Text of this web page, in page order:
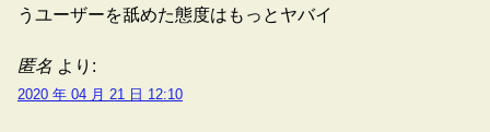
うユーザーを舐めた態度はもっとヤバイ
匿名 より:
2020 年 04 月 21 日 12:10